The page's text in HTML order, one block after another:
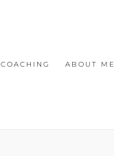
COACHING ABOUT ME